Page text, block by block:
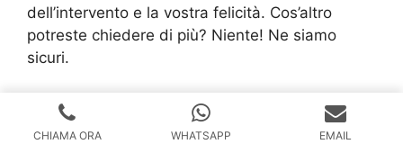
dell’intervento e la vostra felicità. Cos’altro
potreste chiedere di più? Niente! Ne siamo
sicuri.
Link utili per Idraulico
CHIAMA ORA WHATSAPP EMAIL